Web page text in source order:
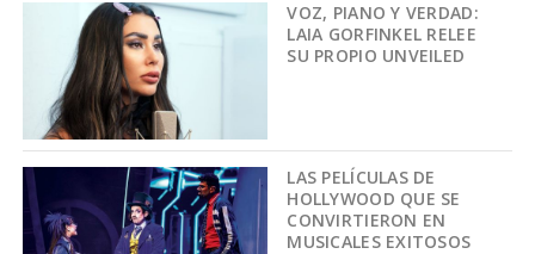
VOZ, PIANO Y VERDAD:
LAIA GORFINKEL RELEE
SU PROPIO UNVEILED
LAS PELÍCULAS DE
HOLLYWOOD QUE SE
CONVIRTIERON EN
MUSICALES EXITOSOS